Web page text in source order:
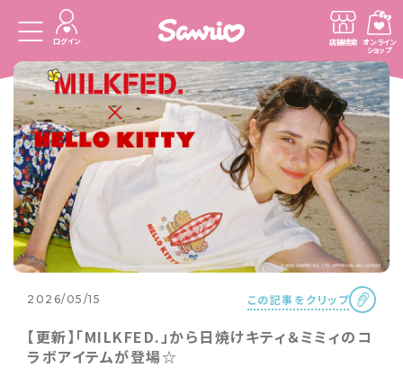
ログイン 店舗検索 オンライン
ショップ
2026/05/15 この記事をクリップ
【更新】「MILKFED.」から日焼けキティ＆ミミィのコ
ラボアイテムが登場☆